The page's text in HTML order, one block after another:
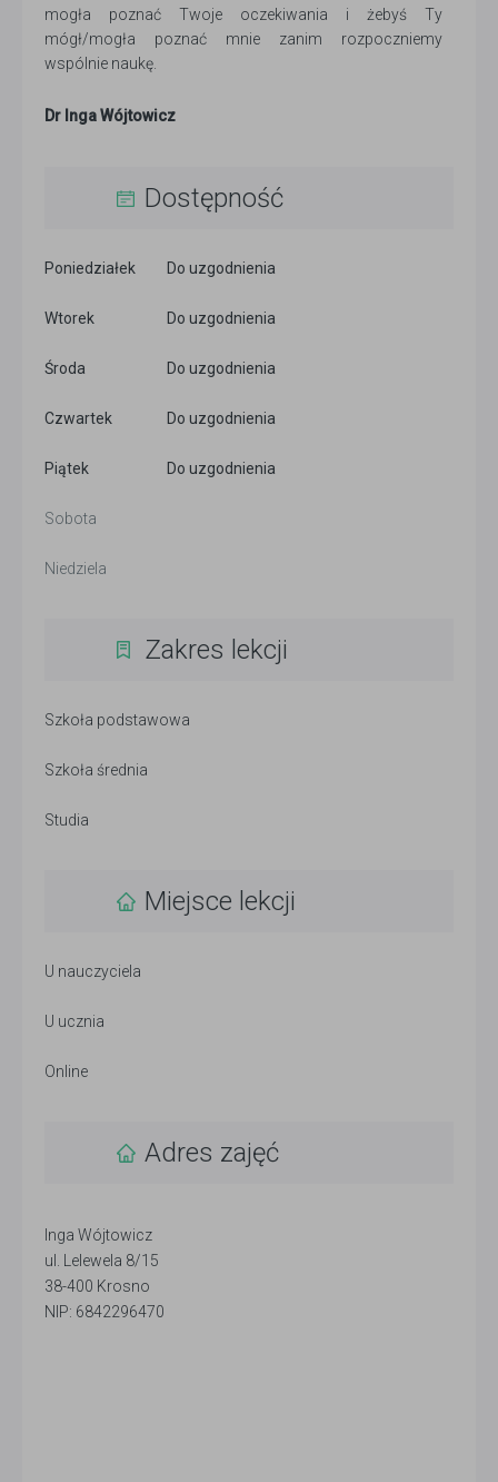
mogła poznać Twoje oczekiwania i żebyś Ty
mógł/mogła poznać mnie zanim rozpoczniemy
wspólnie naukę.
Dr Inga Wójtowicz
Dostępność
Poniedziałek Do uzgodnienia
Wtorek Do uzgodnienia
Środa Do uzgodnienia
Czwartek Do uzgodnienia
Piątek Do uzgodnienia
Sobota
Niedziela
Zakres lekcji
Szkoła podstawowa
Szkoła średnia
Studia
Miejsce lekcji
U nauczyciela
U ucznia
Online
Adres zajęć
Inga Wójtowicz
ul. Lelewela 8/15
38-400 Krosno
NIP: 6842296470